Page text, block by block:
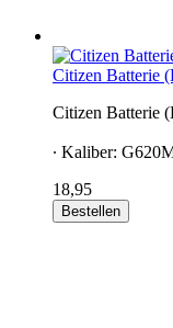
Citizen Batterie
Citizen Batterie
∙ Kaliber:
18,95
Bestellen